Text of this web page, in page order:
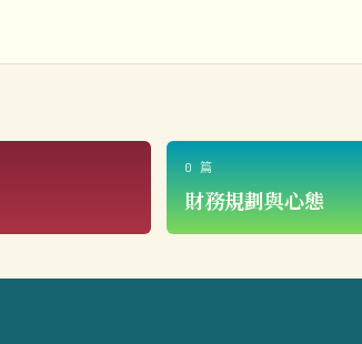
0 篇
財務規劃與心態